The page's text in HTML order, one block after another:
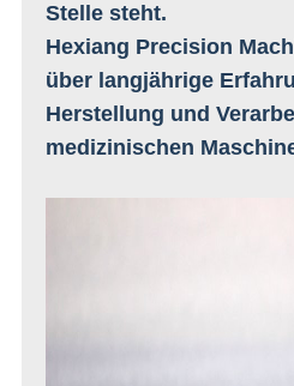
Stelle steht.
Hexiang Precision
über langjährige
Herstellung und
medizinischen